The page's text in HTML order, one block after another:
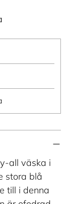
all väska i
stora blå
till i denna